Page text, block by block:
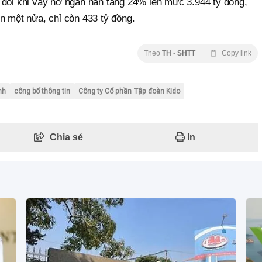
một nửa, chỉ còn 433 tỷ đồng.
Theo TH - SHTT Copy link
công bố thông tin Công ty Cổ phần Tập đoàn Kido
Chia sẻ In